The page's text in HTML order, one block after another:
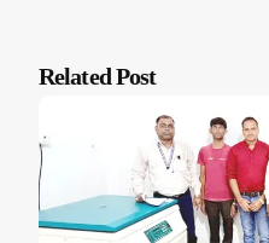
Related Post